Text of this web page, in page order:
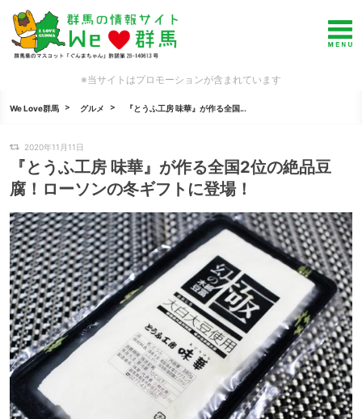
※当サイトはプロモーションが含まれています
We Love群馬 グルメ 『とうふ工房 味華』が作る全国...
2020年11月11日
『とうふ工房 味華』が作る全国2位の絶品豆
腐！ローソンの冬ギフトに登場！